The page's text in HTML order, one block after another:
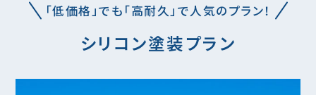
「低価格」でも「高耐久」で人気のプラン！
シリコン塗装プラン